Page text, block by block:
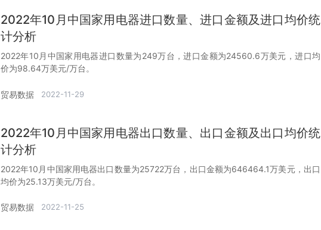
2022年10月中国家用电器进口数量、进口金额及进口均价统
计分析
2022年10月中国家用电器进口数量为249万台，进口金额为24560.6万美元，进口均
价为98.64万美元/万台。
贸易数据 2022-11-29
2022年10月中国家用电器出口数量、出口金额及出口均价统
计分析
2022年10月中国家用电器出口数量为25722万台，出口金额为646464.1万美元，出口
均价为25.13万美元/万台。
贸易数据 2022-11-25